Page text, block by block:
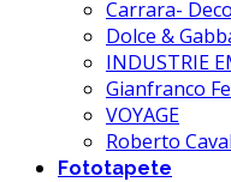
Carrara-
Dolce &
INDUSTRIE
Gianfranco
VOYAGE
Roberto
Fototapete